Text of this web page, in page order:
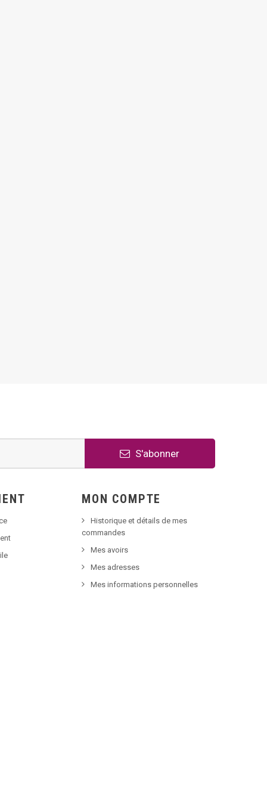
S'abonner
MON COMPTE
Historique et détails de mes
commandes
Mes avoirs
Mes adresses
Mes informations personnelles